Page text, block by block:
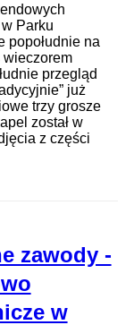
Parku
popołudnie na
wieczorem
przegląd
już
trzy grosze
został w
z części
zawody -
w